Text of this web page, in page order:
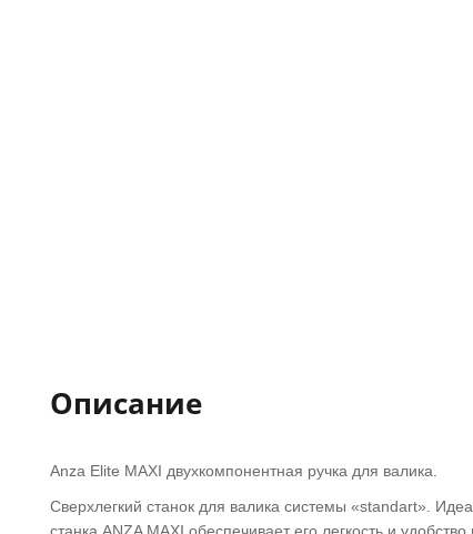
Описание
Anza Elite MAXI двухкомпонентная ручка для валика.
Сверхлегкий станок для валика системы «standart».